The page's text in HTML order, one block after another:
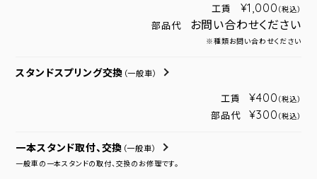
工賃 ¥1,000 （税込）
部品代 お問い合わせください
※種類お問い合わせください
スタンドスプリング交換 （一般車）
工賃 ¥400 （税込）
部品代 ¥300 （税込）
一本スタンド取付、交換 （一般車）
一般車の一本スタンドの取付、交換のお修理です。